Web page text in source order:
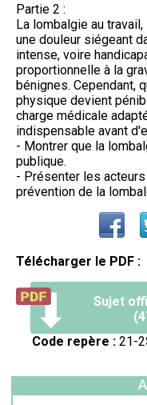
Partie 2 :
La lombalgie au
une douleur siégeant
intense, voire
proportionnelle à la
bénignes. Cependant,
physique devient
charge médicale
indispensable avant
- Montrer que la
publique.
- Présenter les
prévention de la
Télécharger le PDF :
Sujet
Code repère : 21-